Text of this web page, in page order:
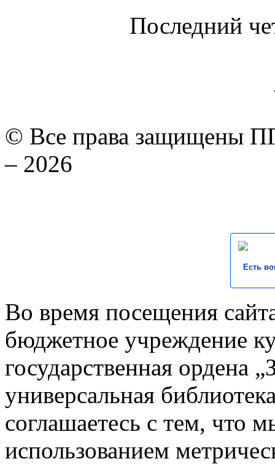
Последний
© Все права защищены
– 2026
Есть
Во время посещения
бюджетное учреждение
государственная ордена
универсальная
соглашаетесь с тем, что
использованием